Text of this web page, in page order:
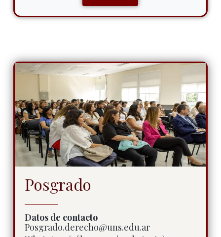
Posgrado
Datos de contacto
Posgrado.derecho@uns.edu.ar